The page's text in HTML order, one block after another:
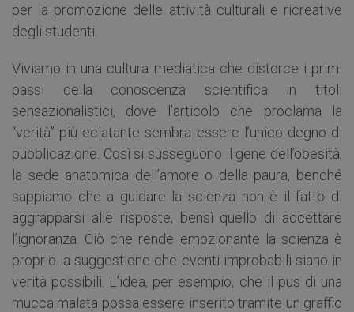
per la promozione delle attività culturali e ricreative
degli studenti.
Viviamo in una cultura mediatica che distorce i primi
passi della conoscenza scientifica in titoli
sensazionalistici, dove l’articolo che proclama la
“verità” più eclatante sembra essere l’unico degno di
pubblicazione. Così si susseguono il gene dell’obesità,
la sede anatomica dell’amore o della paura, benché
sappiamo che a guidare la scienza non è il fatto di
aggrapparsi alle risposte, bensì quello di accettare
l’ignoranza. Ciò che rende emozionante la scienza è
proprio la suggestione che eventi improbabili siano in
verità possibili. L’idea, per esempio, che il pus di una
mucca malata possa essere inserito tramite un graffio